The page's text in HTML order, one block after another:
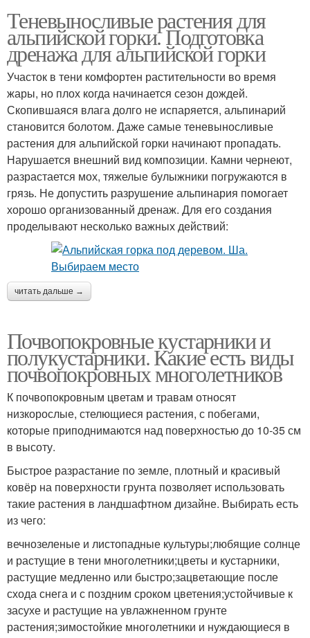
Теневыносливые растения для
альпийской горки. Подготовка
дренажа для альпийской горки
Участок в тени комфортен растительности во время
жары, но плох когда начинается сезон дождей.
Скопившаяся влага долго не испаряется, альпинарий
становится болотом. Даже самые теневыносливые
растения для альпийской горки начинают пропадать.
Нарушается внешний вид композиции. Камни чернеют,
разрастается мох, тяжелые булыжники погружаются в
грязь. Не допустить разрушение альпинария помогает
хорошо организованный дренаж. Для его создания
проделывают несколько важных действий:
читать дальше →
Почвопокровные кустарники и
полукустарники. Какие есть виды
почвопокровных многолетников
К почвопокровным цветам и травам относят
низкорослые, стелющиеся растения, с побегами,
которые приподнимаются над поверхностью до 10-35 см
в высоту.
Быстрое разрастание по земле, плотный и красивый
ковёр на поверхности грунта позволяет использовать
такие растения в ландшафтном дизайне. Выбирать есть
из чего:
вечнозеленые и листопадные культуры;любящие солнце
и растущие в тени многолетники;цветы и кустарники,
растущие медленно или быстро;зацветающие после
схода снега и с поздним сроком цветения;устойчивые к
засухе и растущие на увлажненном грунте
растения;зимостойкие многолетники и нуждающиеся в